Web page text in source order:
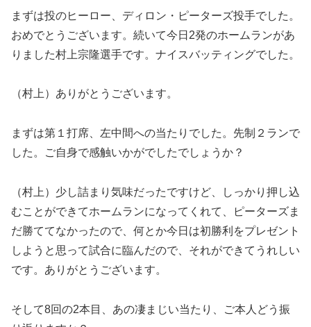
まずは投のヒーロー、ディロン・ピーターズ投手でした。
おめでとうございます。続いて今日2発のホームランがあ
りました村上宗隆選手です。ナイスバッティングでした。
（村上）ありがとうございます。
まずは第１打席、左中間への当たりでした。先制２ランで
した。ご自身で感触いかがでしたでしょうか？
（村上）少し詰まり気味だったですけど、しっかり押し込
むことができてホームランになってくれて、ピーターズま
だ勝ててなかったので、何とか今日は初勝利をプレゼント
しようと思って試合に臨んだので、それができてうれしい
です。ありがとうございます。
そして8回の2本目、あの凄まじい当たり、ご本人どう振